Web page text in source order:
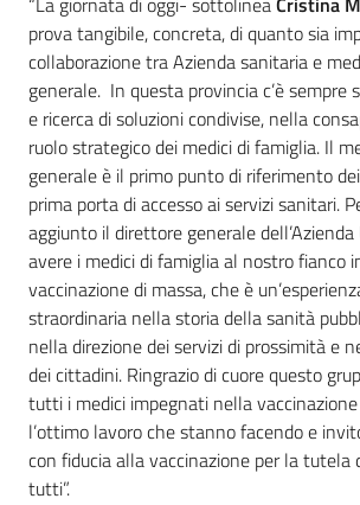
prova tangibile, concreta, di quanto sia
collaborazione tra Azienda sanitaria e
generale. In questa provincia c’è sempre
e ricerca di soluzioni condivise, nella
ruolo strategico dei medici di famiglia. Il
generale è il primo punto di riferimento
prima porta di accesso ai servizi sanitari.
aggiunto il direttore generale
avere i medici di famiglia al nostro fianco
vaccinazione di massa, che è
straordinaria nella storia della sanità
nella direzione dei servizi di prossimità e
dei cittadini. Ringrazio di cuore questo
tutti i medici impegnati nella
l’ottimo lavoro che stanno facendo e
con fiducia alla vaccinazione per la tutela
tutti”.